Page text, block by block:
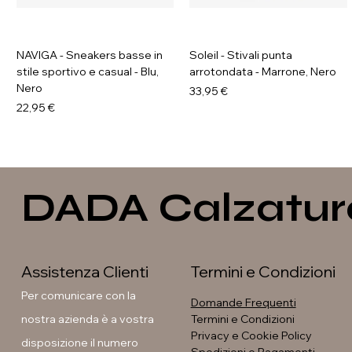
NAVIGA - Sneakers basse in
stile sportivo e casual - Blu,
Nero
Prezzo
22,95 €
Soleil - Stivali punta
arrotondata - Marrone, Nero
Prezzo
33,95 €
GALIA - Sneakers platform Soleil - Stivali con fibbia
GAVI - Anfibi con suola Soleil - Stivali flat con fibbia
DADA
Assistenza Clienti
Per comunicare con la
nostra azienda è a vostra
disposizione il numero
Termini e Condizioni
Domande Frequenti
Termini e Condizioni
Privacy e Cookie Policy